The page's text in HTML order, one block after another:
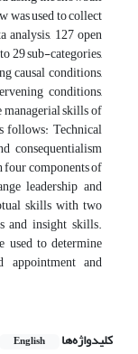
was used to collect
analysis, 127 open
29 sub-categories,
causal conditions,
conditions,
managerial skills of
follows: Technical
consequentialism
four components of
leadership and
skills with two
and insight skills.
used to determine
appointment and
کلیدواژه‌ها English